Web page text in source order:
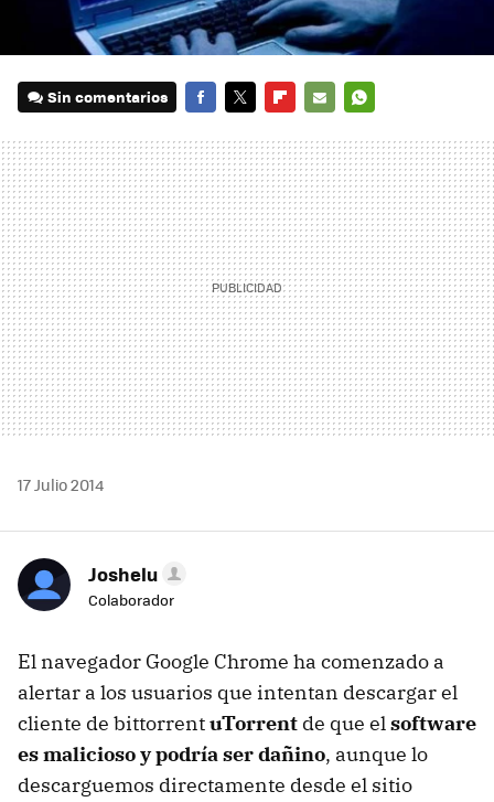
Sin comentarios
MAIL
17 Julio 2014
Joshelu
Colaborador
El navegador Google Chrome ha comenzado a
alertar a los usuarios que intentan descargar el
cliente de bittorrentuTorrent de que elsoftware
es malicioso y podría ser dañino, aunque lo
descarguemos directamente desde el sitio